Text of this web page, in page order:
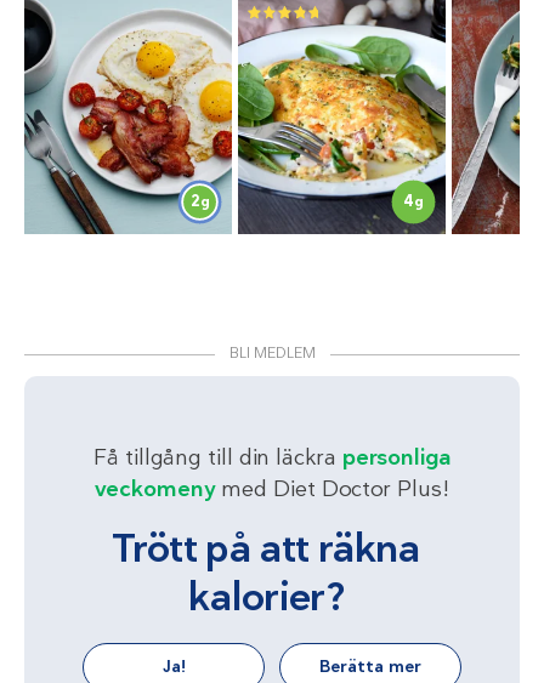
2g 4g
BLI MEDLEM
Få tillgång till din läckra personliga
veckomenymed Diet Doctor Plus!
Trött på att räkna
kalorier?
Ja! Berätta mer